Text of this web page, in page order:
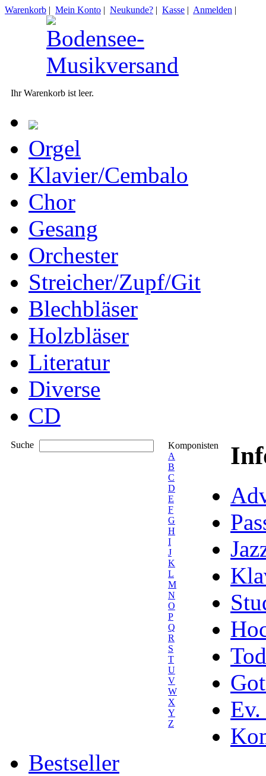
Warenkorb | Mein Konto | Neukunde? | Kasse | Anmelden |
Ihr Warenkorb ist leer.
Orgel
Klavier/Cembalo
Chor
Gesang
Orchester
Streicher/Zupf/Git
Blechbläser
Holzbläser
Literatur
Diverse
CD
Suche
Komponisten
A
B
C
D
E
F
G
H
I
J
K
L
M
N
O
P
Q
R
S
T
U
V
W
X
Y
Z
Ev.
Bestseller